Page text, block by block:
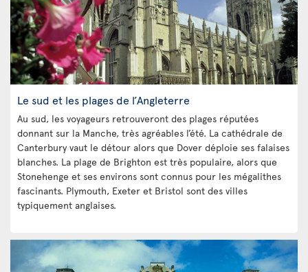
Le sud et les plages de l’Angleterre
Au sud, les voyageurs retrouveront des plages réputées
donnant sur la Manche, très agréables l’été. La cathédrale de
Canterbury vaut le détour alors que Dover déploie ses falaises
blanches. La plage de Brighton est très populaire, alors que
Stonehenge et ses environs sont connus pour les mégalithes
fascinants. Plymouth, Exeter et Bristol sont des villes
typiquement anglaises.